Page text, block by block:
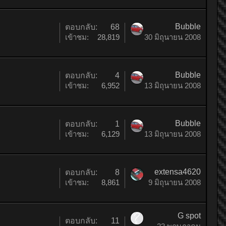
ตอบกลับ:
68
เข้าชม:
28,819
Bubble
30 มิถุนายน 2008
ตอบกลับ:
4
เข้าชม:
6,952
Bubble
13 มิถุนายน 2008
ตอบกลับ:
1
เข้าชม:
6,129
Bubble
13 มิถุนายน 2008
ตอบกลับ:
8
เข้าชม:
8,861
extensa4620
9 มิถุนายน 2008
ตอบกลับ: 11
G spot